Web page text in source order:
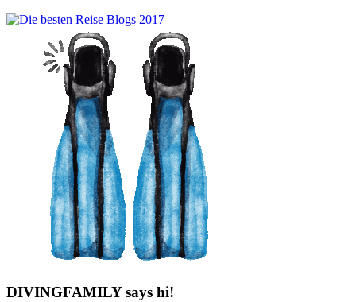
DIVINGFAMILY says hi!